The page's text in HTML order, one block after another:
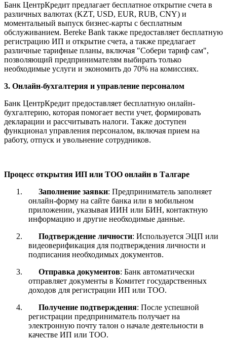
Банк ЦентрКредит предлагает бесплатное открытие счета в
различных валютах (KZT, USD, EUR, RUB, CNY) и
моментальный выпуск бизнес-карты с бесплатным
обслуживанием. Bereke Bank также предоставляет бесплатную
регистрацию ИП и открытие счета, а также предлагает
различные тарифные планы, включая "Собери тариф сам",
позволяющий предпринимателям выбирать только
необходимые услуги и экономить до 70% на комиссиях.
3. Онлайн-бухгалтерия и управление персоналом
Банк ЦентрКредит предоставляет бесплатную онлайн-
бухгалтерию, которая помогает вести учет, формировать
декларации и рассчитывать налоги. Также доступен
функционал управления персоналом, включая прием на
работу, отпуск и увольнение сотрудников.
Процесс открытия ИП или ТОО онлайн в Талгаре
1.
Заполнение заявки: Предприниматель заполняет
онлайн-форму на сайте банка или в мобильном
приложении, указывая ИИН или БИН, контактную
информацию и другие необходимые данные.
2.
Подтверждение личности: Используется ЭЦП или
видеоверификация для подтверждения личности и
подписания необходимых документов.
3.
Отправка документов: Банк автоматически
отправляет документы в Комитет государственных
доходов для регистрации ИП или ТОО.
4.
Получение подтверждения: После успешной
регистрации предприниматель получает на
электронную почту талон о начале деятельности в
качестве ИП или ТОО.